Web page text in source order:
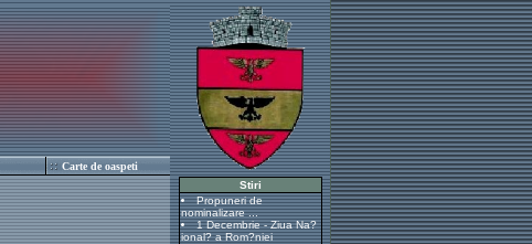
Carte de oaspeti
Stiri
Propuneri de
nominalizare ...
1 Decembrie - Ziua Na?
ional? a Rom?niei